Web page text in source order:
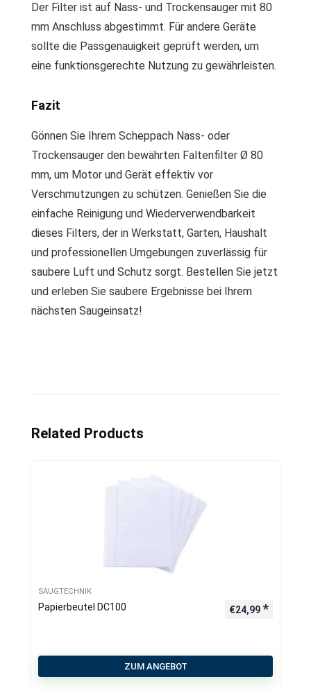
Der Filter ist auf Nass- und Trockensauger mit 80
mm Anschluss abgestimmt. Für andere Geräte
sollte die Passgenauigkeit geprüft werden, um
eine funktionsgerechte Nutzung zu gewährleisten.
Fazit
Gönnen Sie Ihrem Scheppach Nass- oder
Trockensauger den bewährten Faltenfilter Ø 80
mm, um Motor und Gerät effektiv vor
Verschmutzungen zu schützen. Genießen Sie die
einfache Reinigung und Wiederverwendbarkeit
dieses Filters, der in Werkstatt, Garten, Haushalt
und professionellen Umgebungen zuverlässig für
saubere Luft und Schutz sorgt. Bestellen Sie jetzt
und erleben Sie saubere Ergebnisse bei Ihrem
nächsten Saugeinsatz!
Related Products
SAUGTECHNIK
Papierbeutel DC100 €24,99
ZUM ANGEBOT